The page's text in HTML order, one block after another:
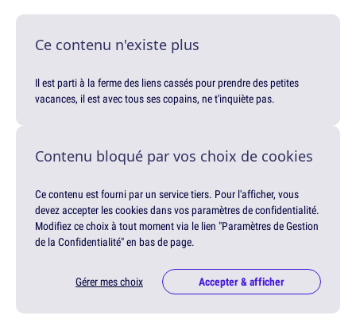
Ce contenu n'existe plus
Il est parti à la ferme des liens cassés pour prendre des petites
vacances, il est avec tous ses copains, ne t'inquiète pas.
Contenu bloqué par vos choix de cookies
Ce contenu est fourni par un service tiers. Pour l'afficher, vous
devez accepter les cookies dans vos paramètres de confidentialité.
Modifiez ce choix à tout moment via le lien "Paramètres de Gestion
de la Confidentialité" en bas de page.
Gérer mes choix Accepter & afficher